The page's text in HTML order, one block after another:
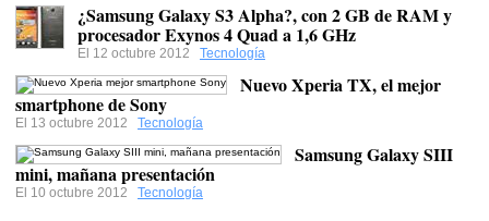
¿Samsung Galaxy S3 Alpha?, con 2 GB de RAM y
procesador Exynos 4 Quad a 1,6 GHz
El 12 octubre 2012 Tecnología
Nuevo Xperia TX, el mejor
smartphone de Sony
El 13 octubre 2012 Tecnología
Samsung Galaxy SIII
mini, mañana presentación
El 10 octubre 2012 Tecnología